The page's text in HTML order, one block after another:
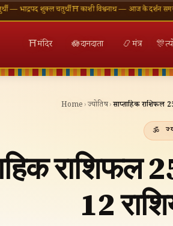
शुक्ल चतुर्थी⛩ काशी विश्वनाथ — आज के दर्शन समय🔔
⛩मंदिर 🪷दानदाता 📿मंत्र 🎊
Home ›ज्योतिष›साप्ताहिक राशिफल
12